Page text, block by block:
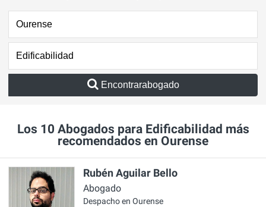
Encontrarabogado
Los 10 Abogados para Edificabilidad más
recomendados en Ourense
Rubén Aguilar Bello
Abogado
Despacho en Ourense